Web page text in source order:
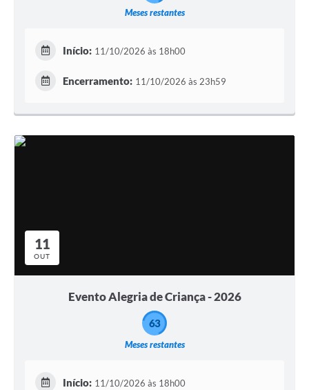
Meses restantes
Início: 11/10/2026 às 18h00
Encerramento: 11/10/2026 às 23h59
11
OUT
Evento Alegria de Criança - 2026
Meses restantes
63
Início: 11/10/2026 às 18h00